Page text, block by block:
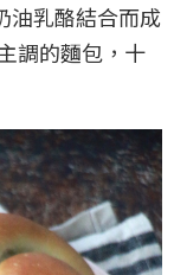
油乳酪結合而成
調的麵包，十